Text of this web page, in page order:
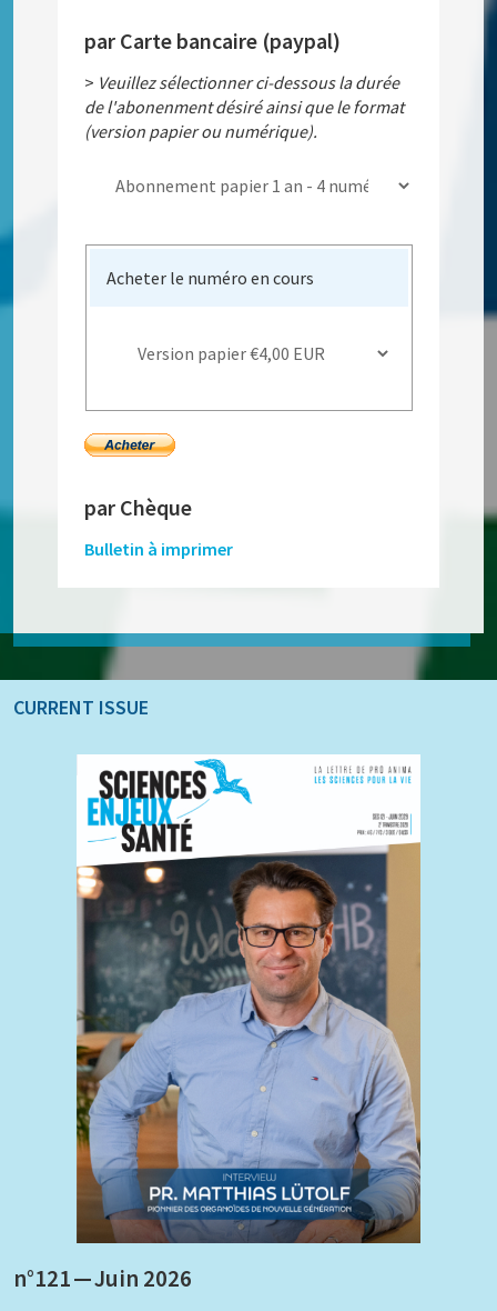
par Carte bancaire (paypal)
> Veuillez sélectionner ci-dessous la durée
de l'abonenment désiré ainsi que le format
(version papier ou numérique).
Acheter le numéro en cours
par Chèque
Bulletin à imprimer
CURRENT ISSUE
n°121 — Juin 2026